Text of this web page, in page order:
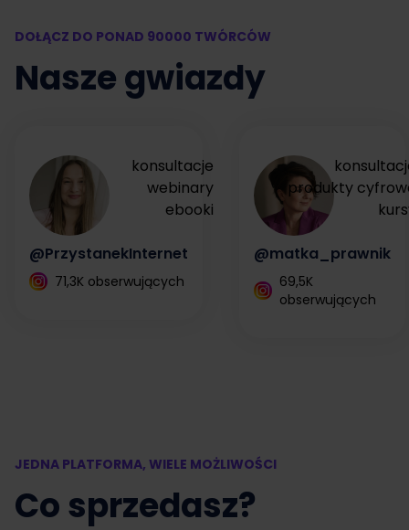
DOŁĄCZ DO PONAD 90000 TWÓRCÓW
Nasze gwiazdy
konsultacje
webinary
ebooki
@PrzystanekInternet
71,3K obserwujących
produkty
@matka_prawnik
69,5K
obserwujących
JEDNA PLATFORMA, WIELE MOŻLIWOŚCI
Co sprzedasz?